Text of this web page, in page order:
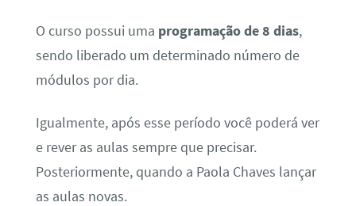
O curso possui uma programação de 8 dias,
sendo liberado um determinado número de
módulos por dia.
Igualmente, após esse período você poderá ver
e rever as aulas sempre que precisar.
Posteriormente, quando a Paola Chaves lançar
as aulas novas.